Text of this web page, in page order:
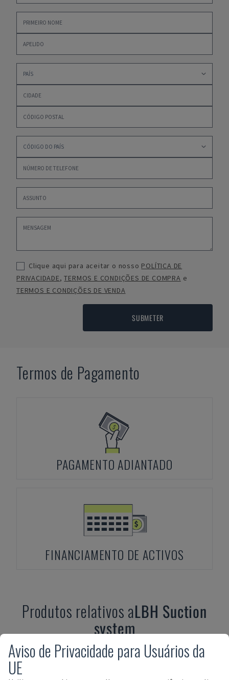
Clique aqui para aceitar o nosso POLÍTICA DE
PRIVACIDADE,TERMOS E CONDIÇÕES DE COMPRA e
TERMOS E CONDIÇÕES DE VENDA
SUBMETER
Termos de Pagamento
PAGAMENTO ADIANTADO
FINANCIAMENTO DE ACTIVOS
Produtos relativos aLBH Suction
system
Aviso de Privacidade para Usuários da
UE